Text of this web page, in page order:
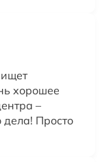
хорошее
–
Просто